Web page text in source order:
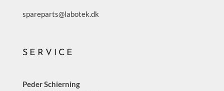
spareparts@labotek.dk
SERVICE
Peder Schierning